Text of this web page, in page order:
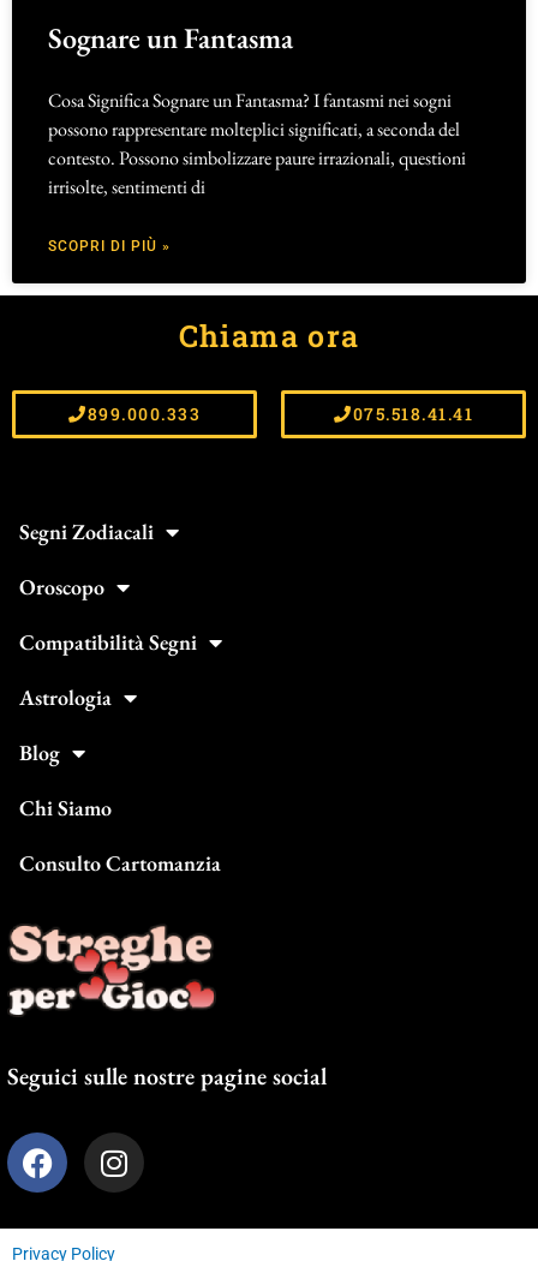
Sognare un Fantasma
Cosa Significa Sognare un Fantasma? I fantasmi nei sogni
possono rappresentare molteplici significati, a seconda del
contesto. Possono simbolizzare paure irrazionali, questioni
irrisolte, sentimenti di
SCOPRI DI PIÙ »
Chiama ora
899.000.333 075.518.41.41
Segni Zodiacali
Oroscopo
Compatibilità Segni
Astrologia
Blog
Chi Siamo
Consulto Cartomanzia
Seguici sulle nostre pagine social
F
a
e
I
n
t
Privacy Policy